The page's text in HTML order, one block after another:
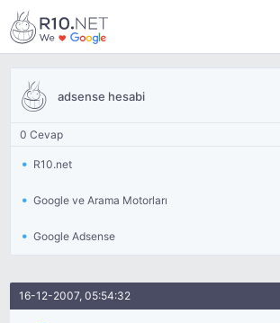
adsense hesabi
0 Cevap
R10.net
Google ve Arama Motorları
Google Adsense
16-12-2007, 05:54:32